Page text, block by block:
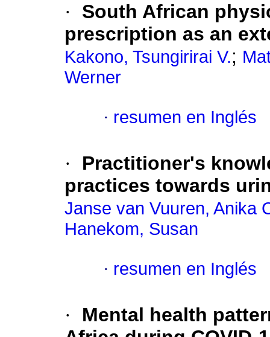
·
South African
prescription as an
Kakono, Tsungirirai V.;
Werner
· resumen en Inglés
·
Practitioner's
practices towards
Janse van Vuuren, Anika
Hanekom, Susan
· resumen en Inglés
·
Mental health